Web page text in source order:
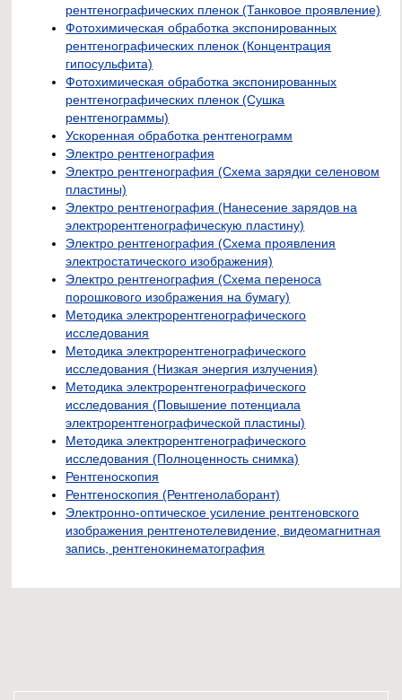
рентгенографических пленок (Танковое проявление)
Фотохимическая обработка экспонированных
рентгенографических пленок (Концентрация
гипосульфита)
Фотохимическая обработка экспонированных
рентгенографических пленок (Сушка
рентгенограммы)
Ускоренная обработка рентгенограмм
Электро рентгенография
Электро рентгенография (Схема зарядки селеновом
пластины)
Электро рентгенография (Нанесение зарядов на
электрорентгенографическую пластину)
Электро рентгенография (Схема проявления
электростатического изображения)
Электро рентгенография (Схема переноса
порошкового изображения на бумагу)
Методика электрорентгенографического
исследования
Методика электрорентгенографического
исследования (Низкая энергия излучения)
Методика электрорентгенографического
исследования (Повышение потенциала
электрорентгенографической пластины)
Методика электрорентгенографического
исследования (Полноценность снимка)
Рентгеноскопия
Рентгеноскопия (Рентгенолаборант)
Электронно-оптическое усиление рентгеновского
изображения рентгенотелевидение, видеомагнитная
запись, рентгенокинематография